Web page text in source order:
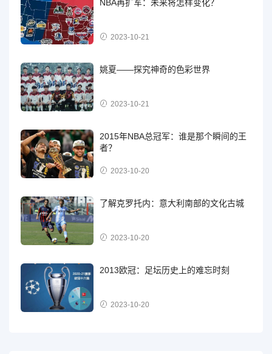
NBA再扩军：未来将怎样变化？
2023-10-21
姚夏——探究神奇的色彩世界
2023-10-21
2015年NBA总冠军：谁是那个瞬间的王
者？
2023-10-20
了解克罗托内：意大利南部的文化古城
2023-10-20
2013欧冠：足坛历史上的难忘时刻
2023-10-20